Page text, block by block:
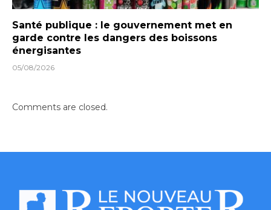
Santé publique : le gouvernement met en
garde contre les dangers des boissons
énergisantes
05/08/2026
Comments are closed.